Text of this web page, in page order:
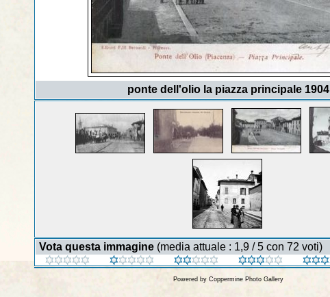
ponte dell'olio la piazza principale 1904
Vota questa immagine(media attuale : 1,9 / 5 con 72 voti)
Powered by Coppermine Photo Gallery